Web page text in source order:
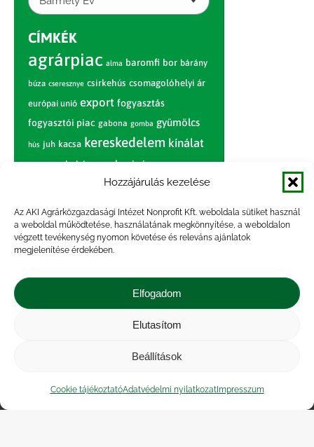
Hozzájárulás kezelése
Az AKI Agrárközgazdasági Intézet Nonprofit Kft. weboldala sütiket használ
a weboldal működtetése, használatának megkönnyítése, a weboldalon
végzett tevékenység nyomon követése és releváns ajánlatok
megjelenítése érdekében.
Elfogadom
Elutasítom
Beállítások
Cookie tájékoztatóAdatvédelmi nyilatkozatImpresszum
CÍMKÉK
agrárpiac alma baromfi bor bárány
búza cseresznye csirkehús csomagolóhelyi ár
európai unió export fogyasztás
fogyasztói piac gabona gomba gyümölcs
hús juh kacsa kereskedelem kínálat
körte marhahús nagybani piac narancs
nemzetközi árinformációk
paradicsom piac piaci jelentés
pulyka pulykahús sertés sertéshús
szarvasmarha termelés
termelői
zöldség árak
átlagárértékesítési ár
Közérdekű adatok
| Adatvédelmi nyilatkozat
|